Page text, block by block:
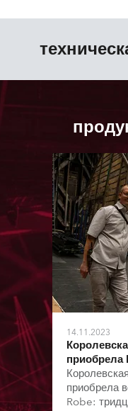
14.11.2023
приобрела
приобрела
Robe: